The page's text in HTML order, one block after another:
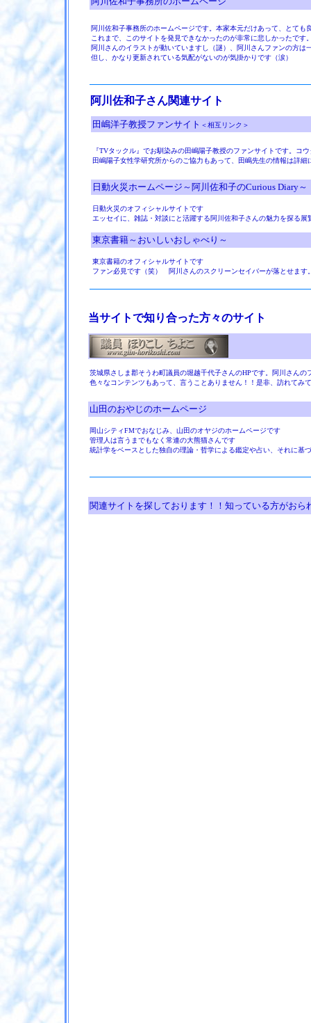
阿川佐和子事務所のホームページです。本家本元だけあって、とても
これまで、このサイトを発見できなかったのが非常に悲しかったで
阿川さんのイラストが動いていますし（謎）、阿川さんファンの方は
但し、かなり更新されている気配がないのが気掛かりです（涙）
阿川佐和子さん関連サイト
田嶋洋子教授ファンサイト ＜相互リンク＞
『TVタックル』でお馴染みの田嶋陽子教授のファンサイトです。
コ
田嶋陽子女性学研究所からのご協力もあって、田嶋先生の情報は詳
日動火災ホームページ～阿川佐和子のCurious Diary～
日動火災のオフィシャルサイトです
エッセイに、雑誌・対談にと活躍する阿川佐和子さんの魅力を探る展
東京書籍～おいしいおしゃべり～
東京書籍のオフィシャルサイトです
ファン必見です（笑） 阿川さんのスクリーンセイバーが落とせます
当サイトで知り合った方々のサイト
茨城県さしま郡そうわ町議員の堀越千代子さんのHPです。 阿川さんの
色々なコンテンツもあって、言うことありません！！是非、訪れてみ
山田のおやじのホームページ
岡山シティFMでおなじみ、山田のオヤジのホームページです
管理人は言うまでもなく常連の大熊猫さんです
統計学をベースとした独自の理論・哲学による鑑定や占い、それに基
関連サイトを探しております！！知っている方がおら